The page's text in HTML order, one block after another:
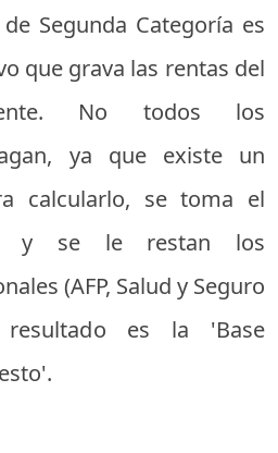
Segunda Categoría es
que grava las rentas del
No todos los
ya que existe un
calcularlo, se toma el
y se le restan los
(AFP, Salud y Seguro
es la 'Base